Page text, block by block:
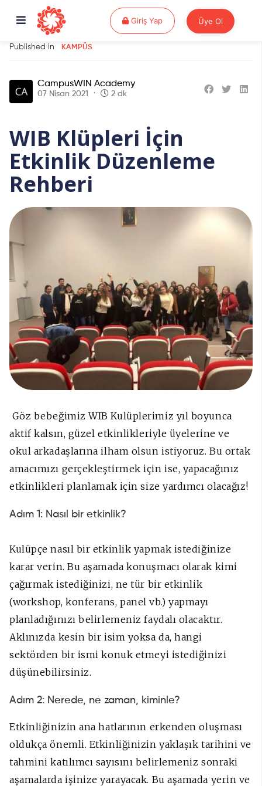
Giriş YapGiriş Yap Üye Ol
Published in KAMPÜS
CampusWIN Academy
07 Nisan 2021 2 dk
WIB Klüpleri İçin
Etkinlik Düzenleme
Rehberi
Göz bebeğimiz WIB Kulüplerimiz yıl boyunca
aktif kalsın, güzel etkinlikleriyle üyelerine ve
okul arkadaşlarına ilham olsun istiyoruz. Bu ortak
amacımızı gerçekleştirmek için ise, yapacağınız
etkinlikleri planlamak için size yardımcı olacağız!
Adım 1: Nasıl bir etkinlik?
Kulüpçe nasıl bir etkinlik yapmak istediğinize
karar verin. Bu aşamada konuşmacı olarak kimi
çağırmak istediğinizi, ne tür bir etkinlik
(workshop, konferans, panel vb.) yapmayı
planladığınızı belirlemeniz faydalı olacaktır.
Aklınızda kesin bir isim yoksa da, hangi
sektörden bir ismi konuk etmeyi istediğinizi
düşünebilirsiniz.
Adım 2: Nerede, ne zaman, kiminle?
Etkinliğinizin ana hatlarının erkenden oluşması
oldukça önemli. Etkinliğinizin yaklaşık tarihini ve
tahmini katılımcı sayısını belirlemeniz sonraki
aşamalarda işinize yarayacak. Bu aşamada yerin ve